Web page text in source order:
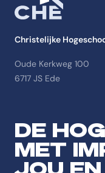
Christelijke
Oude Kerkweg 100
6717 JS Ede
DE
MET
JOU